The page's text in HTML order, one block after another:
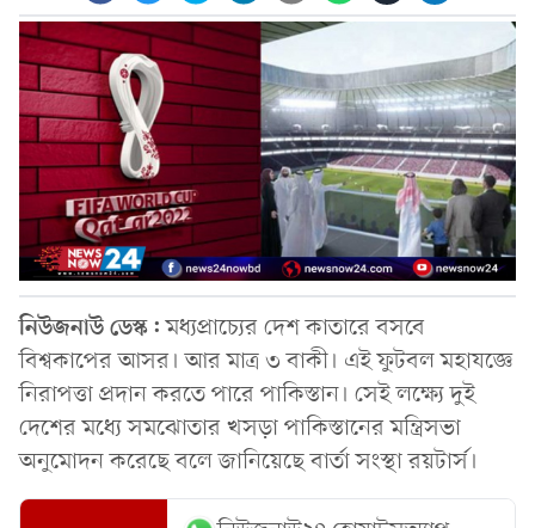
নিউজনাউ ডেস্ক:মধ্যপ্রাচ্যের দেশ কাতারে বসবে
বিশ্বকাপের আসর। আর মাত্র ৩ বাকী। এই ফুটবল মহাযজ্ঞে
নিরাপত্তা প্রদান করতে পারে পাকিস্তান। সেই লক্ষ্যে দুই
দেশের মধ্যে সমঝোতার খসড়া পাকিস্তানের মন্ত্রিসভা
অনুমোদন করেছে বলে জানিয়েছে বার্তা সংস্থা রয়টার্স।